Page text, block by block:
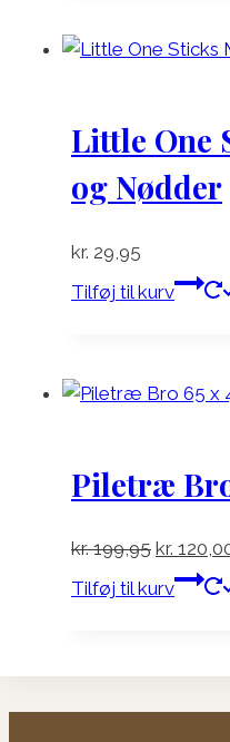
Little One
og Nødder
kr. 29,95
Tilføj til kurv
Piletræ
kr.199,95 Den
kr.
Tilføj til kurv